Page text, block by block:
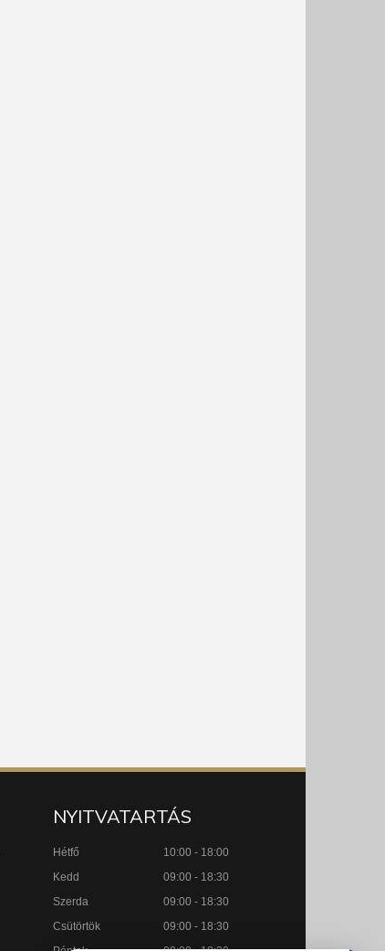
NYITVATARTÁS
Hétfő
10:00 - 18:00
Kedd
09:00 - 18:30
Szerda
09:00 - 18:30
Csütörtök
09:00 - 18:30